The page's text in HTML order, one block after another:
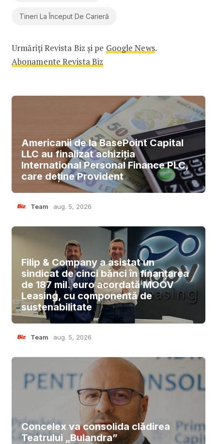
Tineri La Început De Carieră
Urmăriți Revista Biz și pe Google News.
Abonamente Revista Biz
Americanii de la BasePoint Capital
LLC au finalizat achiziția
International Personal Finance PLC,
care deține Provident
Team aug. 5, 2026
Filip & Company a asistat un
sindicat de cinci bănci în finanțarea
de 187 mil. euro acordată MOOV
Leasing, cu componentă de
sustenabilitate
Team aug. 5, 2026
Concelex va consolida clădirea
Teatrului „Bulandra”